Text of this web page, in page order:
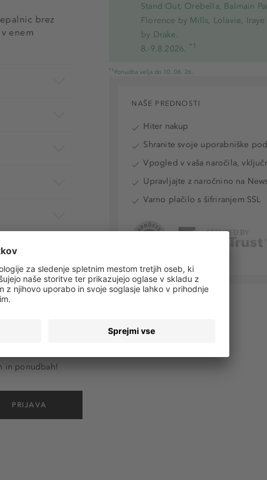
Stand Out, Orebella, Balmain
Florence by Mills, Lolavie,
by Drake.
8.-9.8.2026. *1
*1 Ponudba velja do 10. 08. 26.
brez
enem
NAŠE PREDNOSTI
Hiter nakup
Shranite svoje uporabniške
Vpogled v vaša naročila,
Upravljajte z naročnino na
Varno plačilo s šifriranjem SSL
in ponudbah!
PRIJAVA